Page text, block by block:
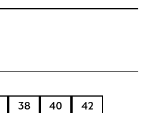
38 40 42